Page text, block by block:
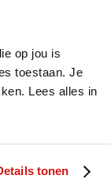
op jou is
toestaan. Je
Lees alles in
tonen